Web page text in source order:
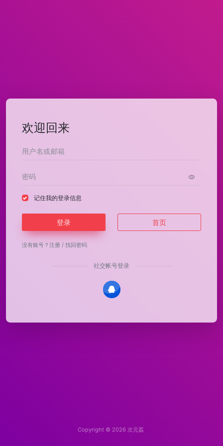
欢迎回来
记住我的登录信息
登录 首页
没有账号？ 注册 / 找回密码
社交帐号登录
Copyright © 2026 次元荔